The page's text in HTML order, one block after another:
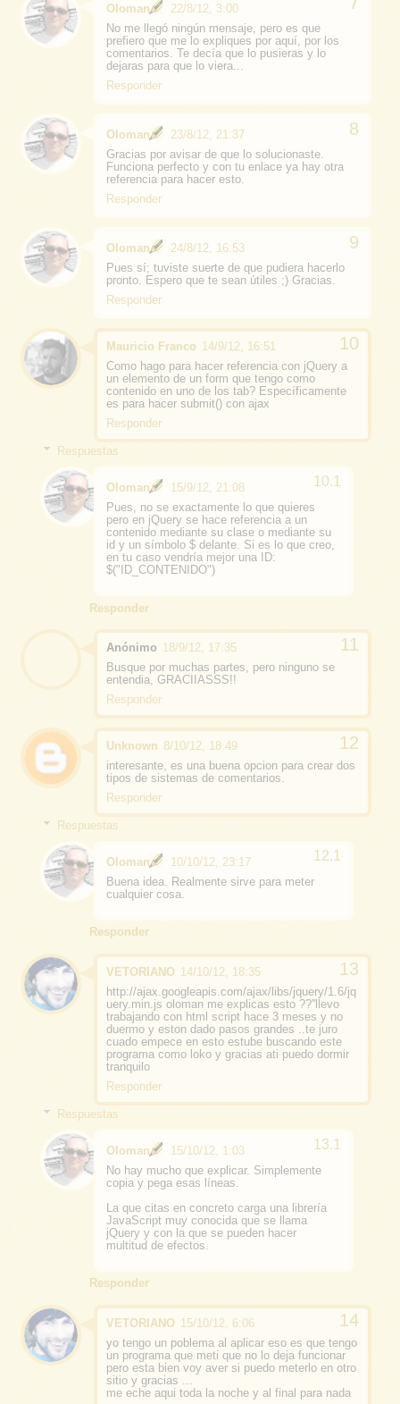
Oloman
22/8/12, 3:00
No me llegó ningún mensaje, pero es que
prefiero que me lo expliques por aquí, por los
comentarios. Te decía que lo pusieras y lo
dejaras para que lo viera...
Responder
Oloman
23/8/12, 21:37
Gracias por avisar de que lo solucionaste.
Funciona perfecto y con tu enlace ya hay otra
referencia para hacer esto.
Responder
Oloman
24/8/12, 16:53
Pues sí; tuviste suerte de que pudiera hacerlo
pronto. Espero que te sean útiles ;) Gracias.
Responder
Mauricio Franco 14/9/12, 16:51
Como hago para hacer referencia con jQuery a
un elemento de un form que tengo como
contenido en uno de los tab? Específicamente
es para hacer submit() con ajax
Responder
Respuestas
Oloman
15/9/12, 21:08
Pues, no se exactamente lo que quieres
pero en jQuery se hace referencia a un
contenido mediante su clase o mediante su
id y un símbolo $ delante. Si es lo que creo,
en tu caso vendría mejor una ID:
$("ID_CONTENIDO")
Responder
Anónimo 18/9/12, 17:35
Busque por muchas partes, pero ninguno se
entendia, GRACIIASSS!!
Responder
Unknown 8/10/12, 18:49
interesante, es una buena opcion para crear dos
tipos de sistemas de comentarios.
Responder
Respuestas
Oloman
10/10/12, 23:17
Buena idea. Realmente sirve para meter
cualquier cosa.
Responder
VETORIANO 14/10/12, 18:35
http://ajax.googleapis.com/ajax/libs/jquery/1.6/jq
uery.min.js oloman me explicas esto ??''llevo
trabajando con html script hace 3 meses y no
duermo y eston dado pasos grandes ..te juro
cuado empece en esto estube buscando este
programa como loko y gracias ati puedo dormir
tranquilo
Responder
Respuestas
Oloman
15/10/12, 1:03
No hay mucho que explicar. Simplemente
copia y pega esas líneas.
La que citas en concreto carga una librería
JavaScript muy conocida que se llama
jQuery y con la que se pueden hacer
multitud de efectos.
Responder
VETORIANO 15/10/12, 6:06
yo tengo un poblema al aplicar eso es que tengo
un programa que meti que no lo deja funcionar
pero esta bien voy aver si puedo meterlo en otro
sitio y gracias ...
me eche aqui toda la noche y al final para nada